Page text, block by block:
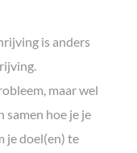
is anders
maar wel
hoe je je
je doel(en) te